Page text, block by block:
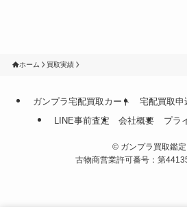
ホーム 買取実績
ガンプラ宅配買取カート 宅配買取申
LINE事前査定
会社概要 プラ
© ガンプラ買取鑑定
古物商営業許可番号：第